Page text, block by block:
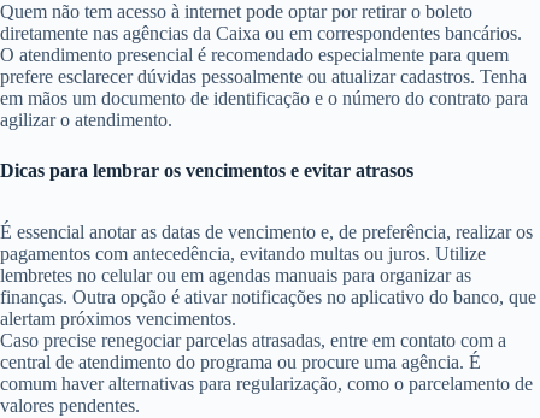
Quem não tem acesso à internet pode optar por retirar o boleto
diretamente nas agências da Caixa ou em correspondentes bancários.
O atendimento presencial é recomendado especialmente para quem
prefere esclarecer dúvidas pessoalmente ou atualizar cadastros. Tenha
em mãos um documento de identificação e o número do contrato para
agilizar o atendimento.
Dicas para lembrar os vencimentos e evitar atrasos
É essencial anotar as datas de vencimento e, de preferência, realizar os
pagamentos com antecedência, evitando multas ou juros. Utilize
lembretes no celular ou em agendas manuais para organizar as
finanças. Outra opção é ativar notificações no aplicativo do banco, que
alertam próximos vencimentos.
Caso precise renegociar parcelas atrasadas, entre em contato com a
central de atendimento do programa ou procure uma agência. É
comum haver alternativas para regularização, como o parcelamento de
valores pendentes.